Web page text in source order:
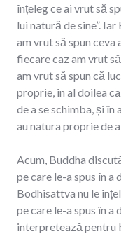
înțeleg ce ai vrut să
lui natură de sine”.
am vrut să spun
fiecare caz am vrut
am vrut să spun că
proprie, în al doilea
de a se schimba, și în
au natura proprie de
Acum, Buddha
pe care le-a spus în a
Bodhisattva nu le
pe care le-a spus în a
interpretează pentru